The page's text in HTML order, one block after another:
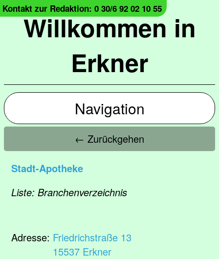
Willkommen in
Erkner
Kontakt zur Redaktion: 0 30/6 92 02 10 55
Navigation
← Zurückgehen
Stadt-Apotheke
Liste: Branchenverzeichnis
Adresse: Friedrichstraße 13
15537 Erkner